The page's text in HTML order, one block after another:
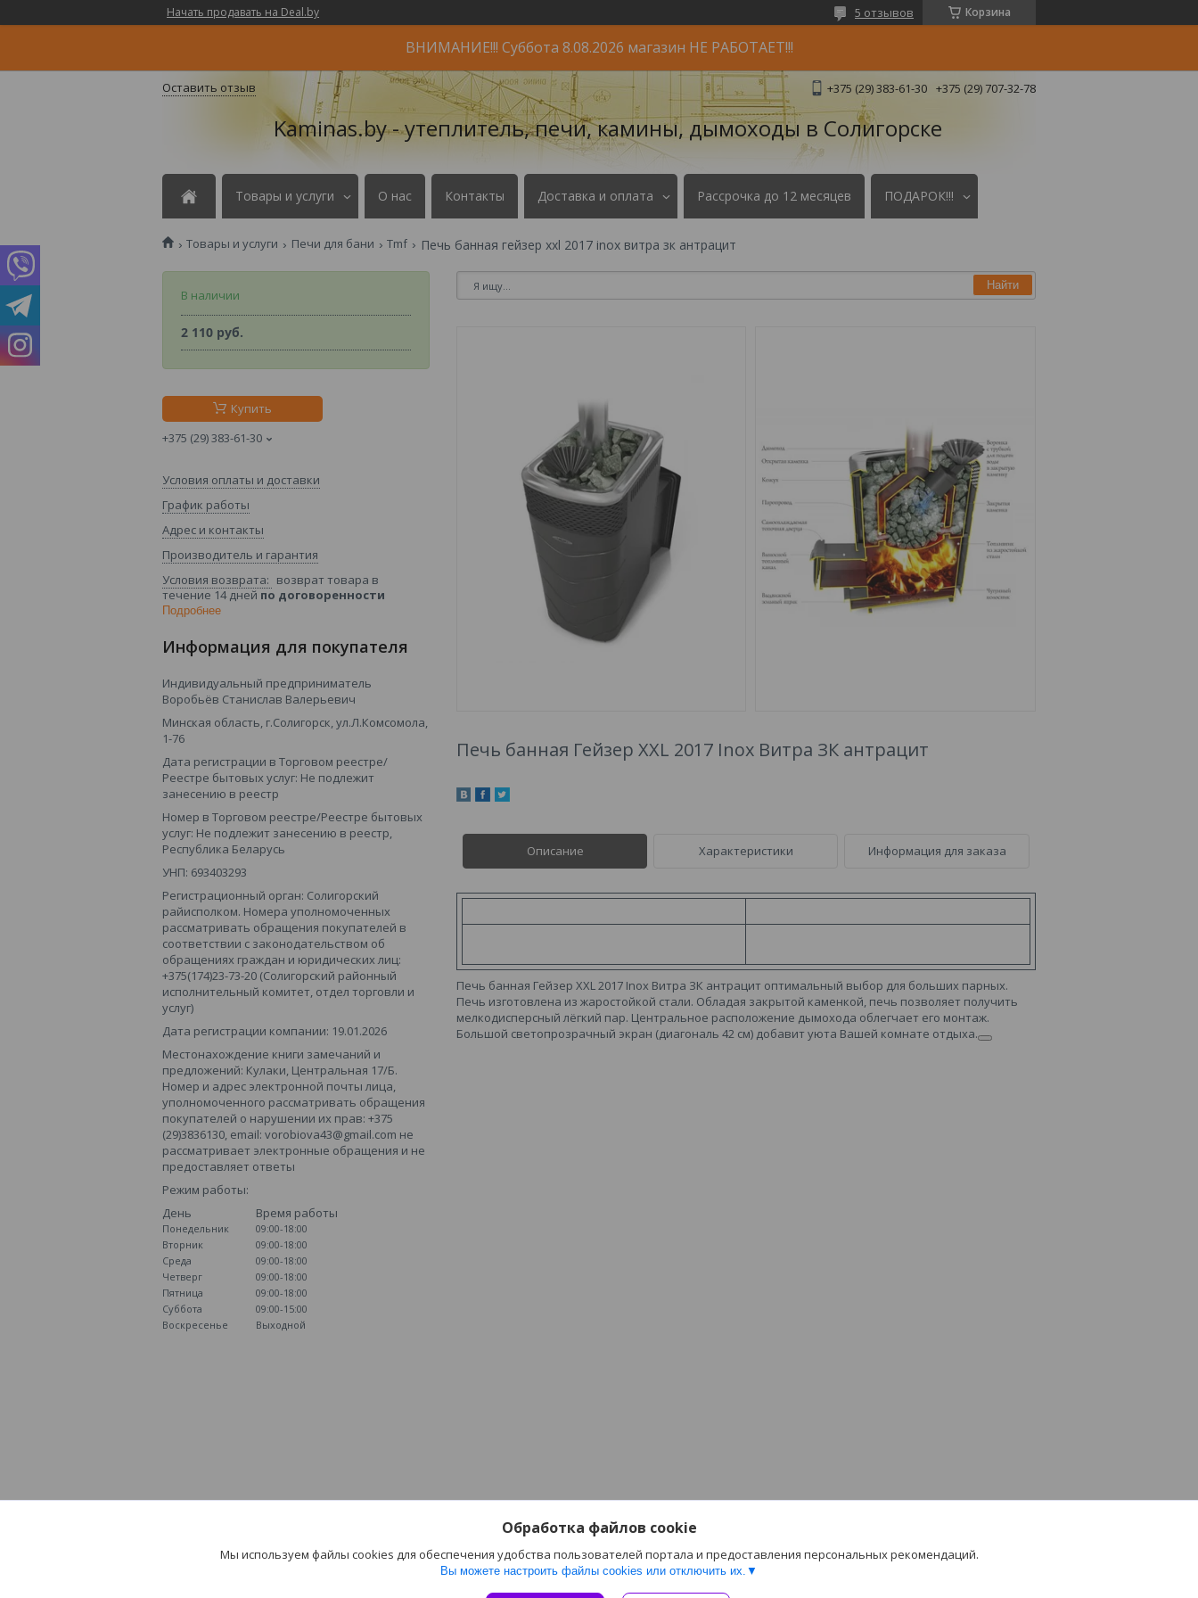
Начать продавать на Deal.by Корзина
5 отзывов
ВНИМАНИЕ!!! Суббота 8.08.2026 магазин НЕ РАБОТАЕТ!!!
Оставить отзыв +375 (29) 383-61-30 +375 (29) 707-32-78
Kaminas.by - утеплитель, печи, камины, дымоходы в Солигорске
Товары и услуги О нас Контакты Доставка и оплата Рассрочка до 12 месяцев ПОДАРОК!!!
Товары и услуги Печи для бани Tmf Печь банная гейзер xxl 2017 inox витра зк антрацит
Найти
Печь банная Гейзер XXL 2017 Inox Витра ЗК антрацит
Описание Характеристики Информация для заказа
Печь банная Гейзер XXL 2017 Inox Витра ЗК антрацит оптимальный выбор для больших парных.
Печь изготовлена из жаростойкой стали. Обладая закрытой каменкой, печь позволяет получить
мелкодисперсный лёгкий пар. Центральное расположение дымохода облегчает его монтаж.
Большой светопрозрачный экран (диагональ 42 см) добавит уюта Вашей комнате отдыха.
В наличии
2 110 руб.
Купить
+375 (29) 383-61-30
Условия оплаты и доставки
График работы
Адрес и контакты
Производитель и гарантия
возврат товара в
течение 14 дней по договоренности
Подробнее
Информация для покупателя
Индивидуальный предприниматель
Воробьёв Станислав Валерьевич
Минская область, г.Солигорск, ул.Л.Комсомола,
1-76
Дата регистрации в Торговом реестре/
Реестре бытовых услуг: Не подлежит
занесению в реестр
Номер в Торговом реестре/Реестре бытовых
услуг: Не подлежит занесению в реестр,
Республика Беларусь
УНП: 693403293
Регистрационный орган: Солигорский
райисполком. Номера уполномоченных
рассматривать обращения покупателей в
соответствии с законодательством об
обращениях граждан и юридических лиц:
+375(174)23-73-20 (Солигорский районный
исполнительный комитет, отдел торговли и
услуг)
Дата регистрации компании: 19.01.2026
Местонахождение книги замечаний и
предложений: Кулаки, Центральная 17/Б.
Номер и адрес электронной почты лица,
уполномоченного рассматривать обращения
покупателей о нарушении их прав: +375
(29)3836130, email: vorobiova43@gmail.com не
рассматривает электронные обращения и не
предоставляет ответы
Режим работы:
День
Время работы
Понедельник
09:00-18:00
Вторник
09:00-18:00
Среда
09:00-18:00
Четверг
09:00-18:00
Пятница
09:00-18:00
Суббота
09:00-15:00
Воскресенье
Выходной
Обработка файлов cookie
Мы используем файлы cookies для обеспечения удобства пользователей портала и предоставления персональных рекомендаций.
Вы можете настроить файлы cookies или отключить их.